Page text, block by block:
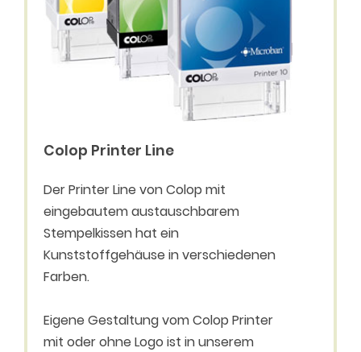
Colop Printer Line
Der Printer Line von Colop mit
eingebautem austauschbarem
Stempelkissen hat ein
Kunststoffgehäuse in verschiedenen
Farben.
Eigene Gestaltung vom Colop Printer
mit oder ohne Logo ist in unserem